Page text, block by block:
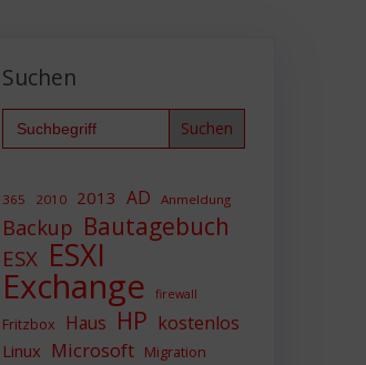
Suchen
Search
for:
365 2010 2013 AD Anmeldung
Backup Bautagebuch
ESX ESXI
Exchange firewall
Fritzbox Haus HP kostenlos
Linux Microsoft Migration